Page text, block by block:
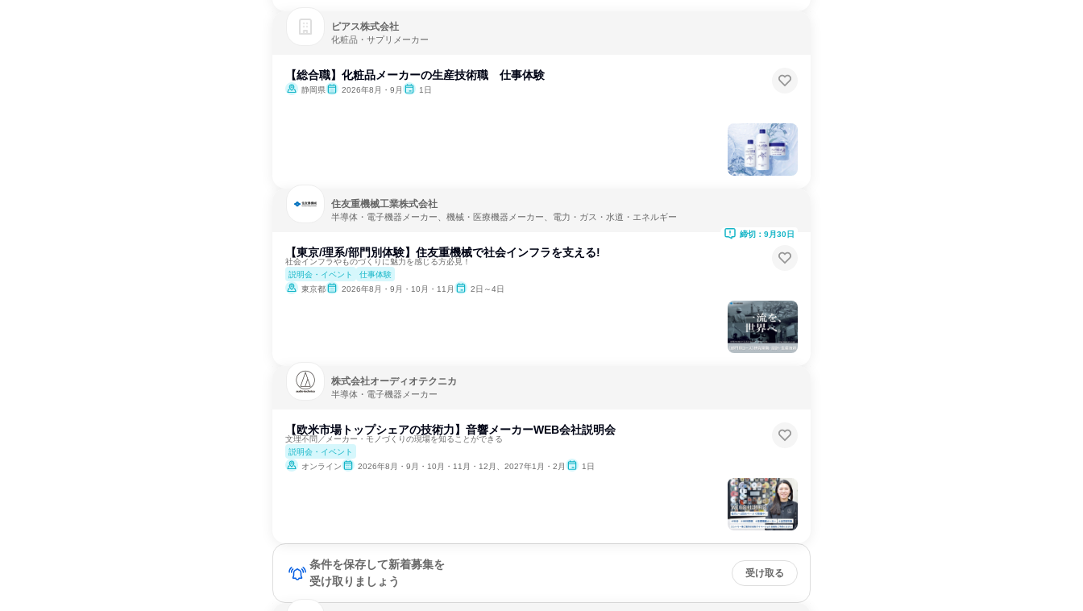
ピアス株式会社
化粧品・サプリメーカー
【総合職】化粧品メーカーの生産技術職 仕事体験
静岡県 2026年8月・9月 1日
住友重機械工業株式会社
半導体・電子機器メーカー、機械・医療機器メーカー、電力・ガス・水道・エネルギー
【東京/理系/部門別体験】住友重機械で社会インフラを支える!
社会インフラやものづくりに魅力を感じる方必見！
説明会・イベント
仕事体験
東京都
2026年8月・9月・10月・11月 2日～4日
締切：9月30日
株式会社オーディオテクニカ
半導体・電子機器メーカー
【欧米市場トップシェアの技術力】音響メーカーWEB会社説明会
文理不問／メーカー・モノづくりの現場を知ることができる
説明会・イベント
オンライン
2026年8月・9月・10月・11月・12月、2027年1月・2月 1日
条件を保存して新着募集を
受け取りましょう
受け取る